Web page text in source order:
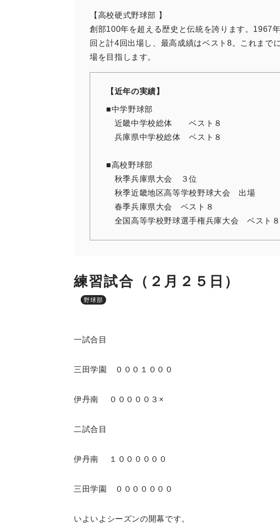
【高校硬式野球部 】
創部100年を超える歴史と伝統を誇ります。1967
回と計4回出場し、最高成績はベスト8。これまで
場を目指します。
【近年の実績】
■中学野球部
近畿中学校総体 ベスト８
兵庫県中学校総体 ベスト８
■高校野球部
秋季兵庫県大会 ３位
秋季近畿地区高等学校野球大会 出場
春季兵庫県大会 ベスト８
全国高等学校野球選手権兵庫大会 ベスト８
練習試合（２月２５日）
野球部
一試合目
三田学園 ０００１０００
伊丹南 ０００００３×
二試合目
伊丹南 １００００００
三田学園 ０００００００
いよいよシーズンの開幕です。